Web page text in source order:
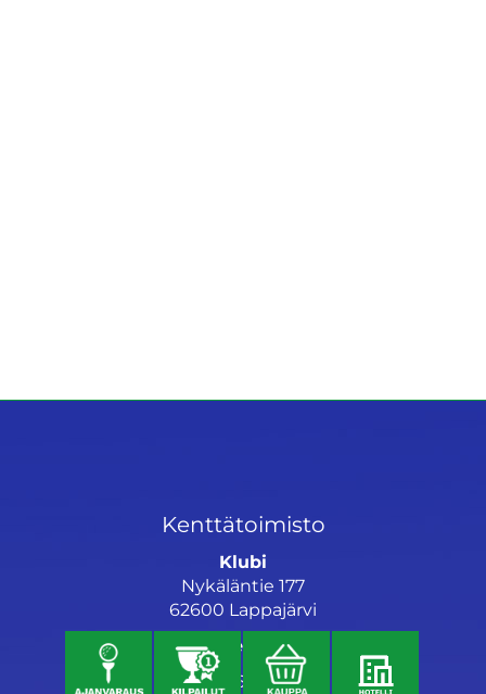
Kenttätoimisto
Klubi
Nykäläntie 177
62600 Lappajärvi
Caddiemaster
06 46040682